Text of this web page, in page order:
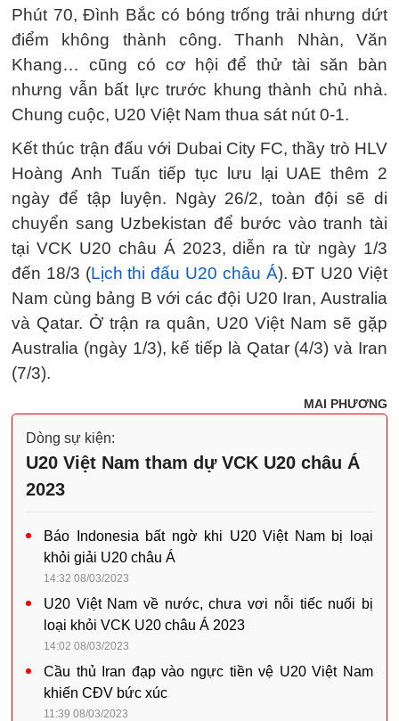
Phút 70, Đình Bắc có bóng trống trải nhưng dứt
điểm không thành công. Thanh Nhàn, Văn
Khang… cũng có cơ hội để thử tài săn bàn
nhưng vẫn bất lực trước khung thành chủ nhà.
Chung cuộc, U20 Việt Nam thua sát nút 0-1.
Kết thúc trận đấu với Dubai City FC, thầy trò HLV
Hoàng Anh Tuấn tiếp tục lưu lại UAE thêm 2
ngày để tập luyện. Ngày 26/2, toàn đội sẽ di
chuyển sang Uzbekistan để bước vào tranh tài
tại VCK U20 châu Á 2023, diễn ra từ ngày 1/3
đến 18/3 (Lịch thi đấu U20 châu Á). ĐT U20 Việt
Nam cùng bảng B với các đội U20 Iran, Australia
và Qatar. Ở trận ra quân, U20 Việt Nam sẽ gặp
Australia (ngày 1/3), kế tiếp là Qatar (4/3) và Iran
(7/3).
MAI PHƯƠNG
Dòng sự kiện:
U20 Việt Nam tham dự VCK U20 châu Á
2023
Báo Indonesia bất ngờ khi U20 Việt Nam bị loại
khỏi giải U20 châu Á
14:32 08/03/2023
U20 Việt Nam về nước, chưa vơi nỗi tiếc nuối bị
loại khỏi VCK U20 châu Á 2023
14:02 08/03/2023
Cầu thủ Iran đạp vào ngực tiền vệ U20 Việt Nam
khiến CĐV bức xúc
11:39 08/03/2023